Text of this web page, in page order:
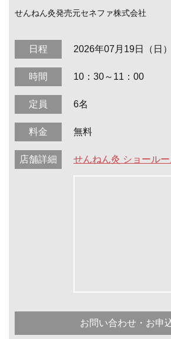
せんねん灸発売元セネファ株式会社
日程 2026年07月19日（日）
時間 10：30～11：00
定員 6名
料金 無料
店舗詳細 せんねん灸 ショール
お問い合わせ・お申